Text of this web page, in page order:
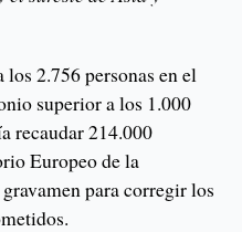
2.756 personas en el
superior a los 1.000
recaudar 214.000
Europeo de la
para corregir los